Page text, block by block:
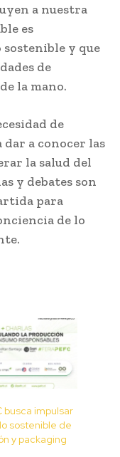
a nuestra
es
y que
de
la mano.
de
a conocer las
la salud del
y debates son
para
de lo
busca impulsar
sostenible de
y packaging